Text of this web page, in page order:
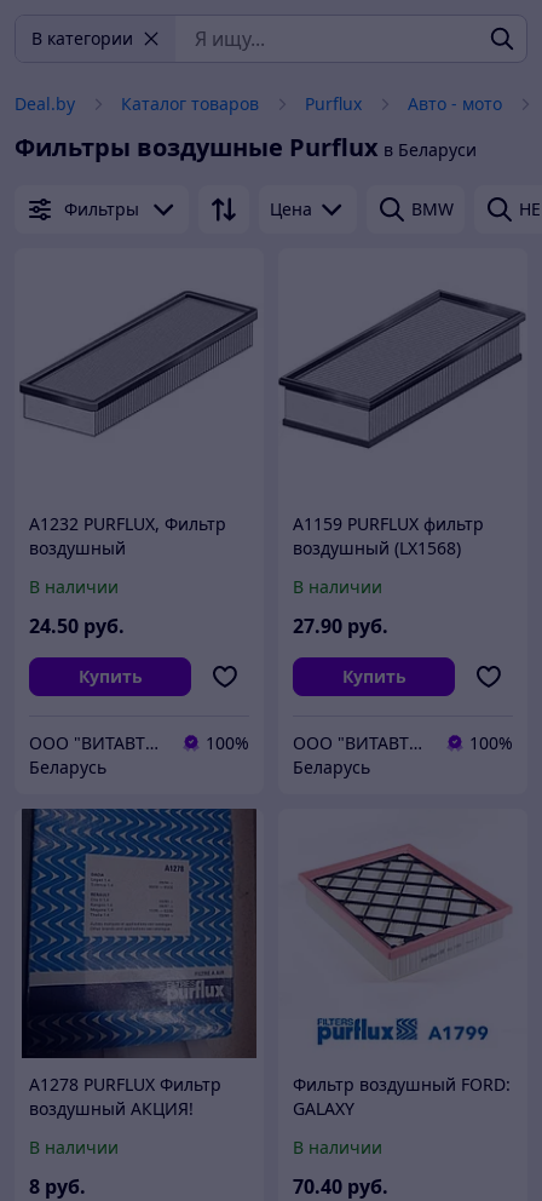
В категории
Deal.by Каталог товаров Purflux Авто - мото
Фильтры воздушные Purflux в Беларуси
Фильтры Цена BMW
A1232 PURFLUX, Фильтр
воздушный
В наличии
24.50 руб.
Купить
ООО "ВИТАВТОБАЗИС"
100%
Беларусь
A1159 PURFLUX фильтр
воздушный (LX1568)
В наличии
27.90 руб.
Купить
ООО "ВИТАВТОБАЗИС"
100%
Беларусь
A1278 PURFLUX Фильтр
воздушный АКЦИЯ!
В наличии
8 руб.
Фильтр воздушный FORD:
GALAXY
DCi/Bi-Turbo 15-, MONDEO
V
В наличии
70.40 руб.